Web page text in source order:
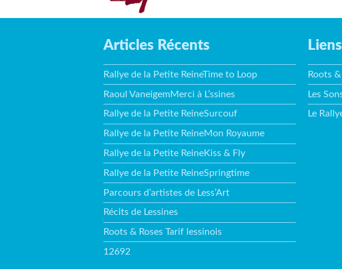
Articles Récents
Rallye de la Petite ReineTime to Loop
Raoul VaneigemMerci à L’ssines
Rallye de la Petite ReineSurcouf
Rallye de la Petite ReineMon Royaume
Rallye de la Petite ReineKiss & Fly
Rallye de la Petite ReineSpringtime
Parcours d’artistes de Less’Art
Récits de Lessines
Roots & Roses Tarif lessinois
12692
Liens
Roots
Les
Le